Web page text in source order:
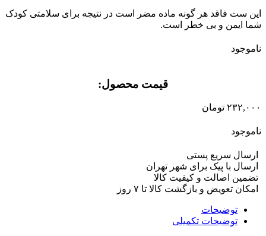
این ست فاقد هر گونه ماده مضر است در نتیجه برای سلامتی کودک
شما ایمن و بی خطر است.
ناموجود
قیمت محصول:​
۲۳۲,۰۰۰ تومان
ناموجود
ارسال سریع پستی
ارسال با پیک برای شهر تهران
تضمین اصالت و کیفیت کالا
امکان تعویض و بازگشت کالا تا ۷ روز
توضیحات
توضیحات تکمیلی